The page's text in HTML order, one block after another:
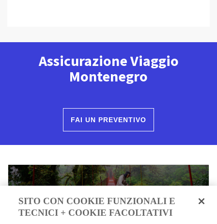
Assicurazione Viaggio
Montenegro
FAI UN PREVENTIVO
SITO CON COOKIE FUNZIONALI E
TECNICI + COOKIE FACOLTATIVI